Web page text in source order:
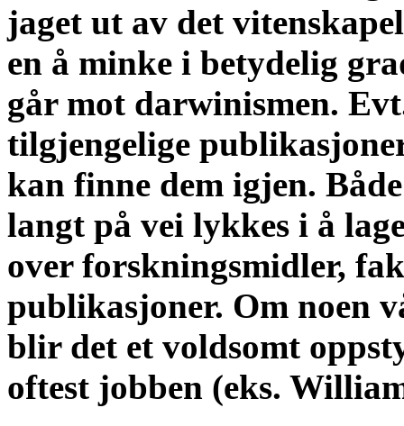
jaget ut av det
en å minke i betydelig
går mot darwinismen.
tilgjengelige
kan finne dem igjen.
langt på vei lykkes i å
over forskningsmidler,
publikasjoner. Om noen
blir det et voldsomt
oftest jobben (eks.